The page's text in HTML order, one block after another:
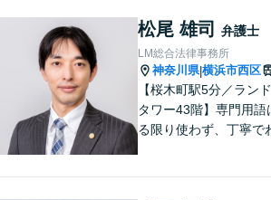
します。【独占禁止法
法の著書執筆】
松尾 雄司 弁護士
LM総合法律事務所
神奈川県|横浜市西区
【桜木町駅5分／ラン
タワー43階】専門用語
る限り使わず、丁寧で